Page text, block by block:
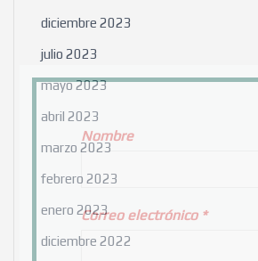
diciembre 2023
julio 2023
mayo 2023
abril 2023
marzo 2023
febrero 2023
enero 2023
diciembre 2022
Nombre
Correo electrónico *